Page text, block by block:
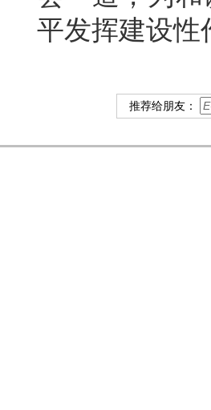
平发挥建设性
推荐给朋友：